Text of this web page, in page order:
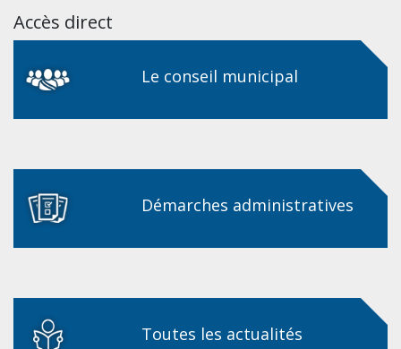
Accès direct
Le conseil municipal
Démarches administratives
Toutes les actualités